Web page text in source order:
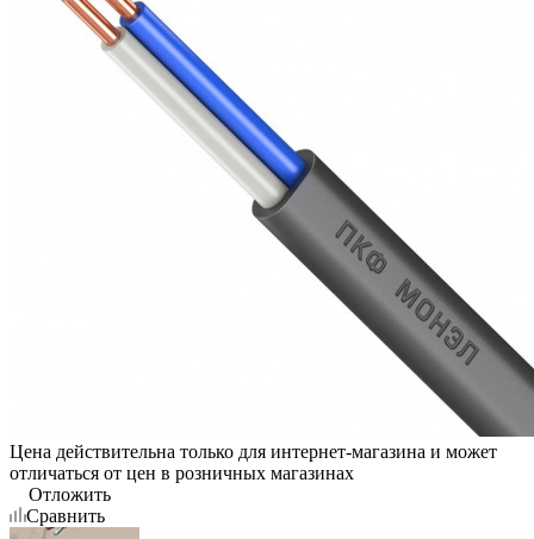
Цена действительна только для интернет-магазина и может
отличаться от цен в розничных магазинах
Отложить
Сравнить